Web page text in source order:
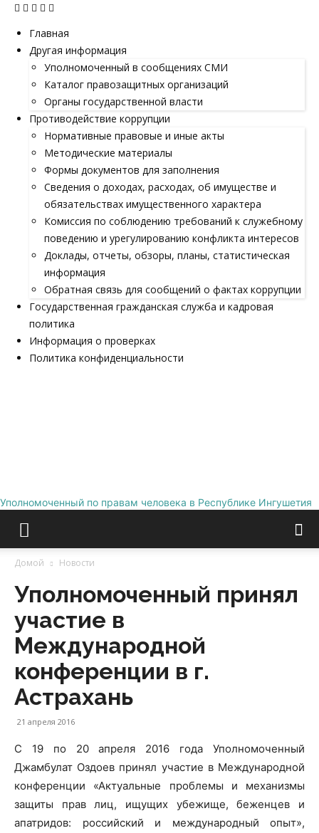
Главная
Другая информация
Уполномоченный в сообщениях СМИ
Каталог правозащитных организаций
Органы государственной власти
Противодействие коррупции
Нормативные правовые и иные акты
Методические материалы
Формы документов для заполнения
Сведения о доходах, расходах, об имуществе и
обязательствах имущественного характера
Комиссия по соблюдению требований к служебному
поведению и урегулированию конфликта интересов
Доклады, отчеты, обзоры, планы, статистическая
информация
Обратная связь для сообщений о фактах коррупции
Государственная гражданская служба и кадровая
политика
Информация о проверках
Политика конфиденциальности
Уполномоченный по правам человека в Республике Ингушетия
Домой Новости
Уполномоченный принял
участие в
Международной
конференции в г.
Астрахань
21 апреля 2016
С 19 по 20 апреля 2016 года Уполномоченный
Джамбулат Оздоев принял участие в Международной
конференции «Актуальные проблемы и механизмы
защиты прав лиц, ищущих убежище, беженцев и
апатридов: российский и международный опыт»,